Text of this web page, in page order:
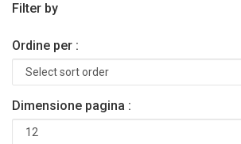
Filter by
Ordine per :
Dimensione pagina :